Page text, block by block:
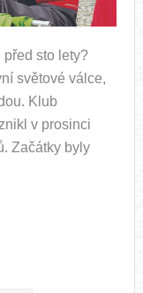
sto lety?
světové válce,
Klub
v prosinci
Začátky byly